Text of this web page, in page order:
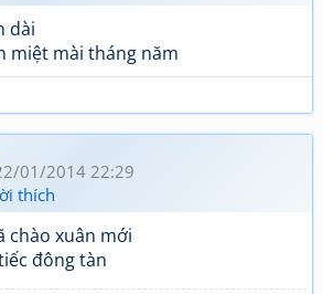
dài
miệt mài tháng năm
01/2014 22:29
thích
chào xuân mới
đông tàn